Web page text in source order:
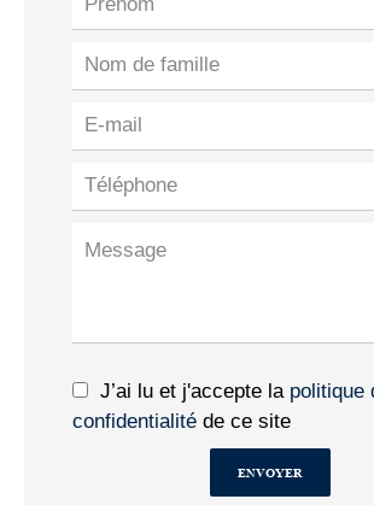
J’ai lu et j'accepte la politique
confidentialité de ce site
ENVOYER